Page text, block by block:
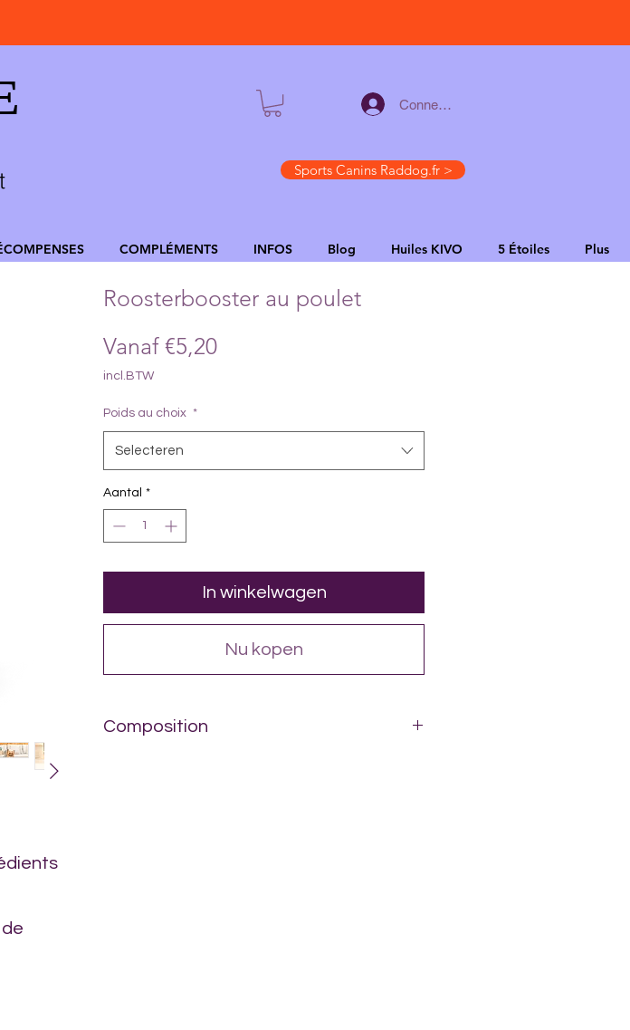
Connexion
Sports Canins Raddog.fr >
COMPLÉMENTS INFOS Blog Huiles KIVO 5 Étoiles Plus
Roosterbooster au poulet
Vanaf €5,20Verkoopprijs
incl.BTW
Poids au choix *
Selecteren
Aantal *
In winkelwagen
Nu kopen
Composition